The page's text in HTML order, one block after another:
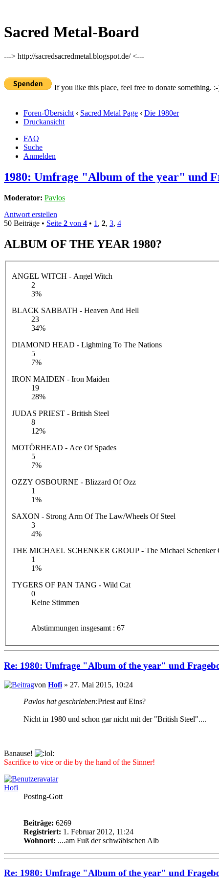
Sacred Metal-Board
---> http://sacredsacredmetal.blogspot.de/ <---
If you like this place, feel free to donate something.
Foren-Übersicht ‹ Sacred Metal Page ‹ Die 1980er
Druckansicht
FAQ
Suche
Anmelden
1980: Umfrage "Album of the year" und
Moderator: Pavlos
Antwort erstellen
50 Beiträge • Seite 2 von 4 • 1 , 2, 3, 4
ALBUM OF THE YEAR 1980?
ANGEL WITCH - Angel Witch
2
3%
BLACK SABBATH - Heaven And Hell
23
34%
DIAMOND HEAD - Lightning To The Nations
5
7%
IRON MAIDEN - Iron Maiden
19
28%
JUDAS PRIEST - British Steel
8
12%
MOTÖRHEAD - Ace Of Spades
5
7%
OZZY OSBOURNE - Blizzard Of Ozz
1
1%
SAXON - Strong Arm Of The Law/Wheels Of Steel
3
4%
THE MICHAEL SCHENKER GROUP - The Michael Schenker
1
1%
TYGERS OF PAN TANG - Wild Cat
0
Keine Stimmen
Abstimmungen insgesamt : 67
Re: 1980: Umfrage "Album of the year" und
von Hofi » 27. Mai 2015, 10:24
Pavlos hat geschrieben:Priest auf Eins?
Nicht in 1980 und schon gar nicht mit der "British Steel"....
Banause!
Sacrifice to vice or die by the hand of the Sinner!
Hofi
Posting-Gott
Beiträge: 6269
Registriert: 1. Februar 2012, 11:24
Wohnort: ....am Fuß der schwäbischen Alb
Re: 1980: Umfrage "Album of the year" und